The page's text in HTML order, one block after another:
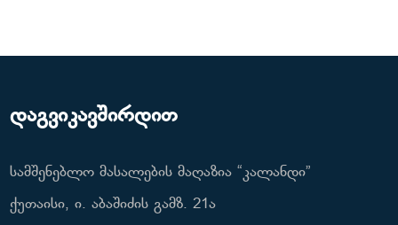
დაგვიკავშირდით
სამშენებლო მასალების მაღაზია “კალანდი”
ქუთაისი, ი. აბაშიძის გამზ. 21ა